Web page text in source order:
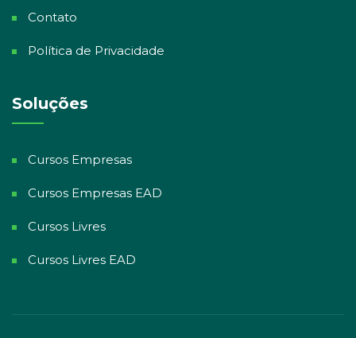
Contato
Política de Privacidade
Soluções
Cursos Empresas
Cursos Empresas EAD
Cursos Livres
Cursos Livres EAD